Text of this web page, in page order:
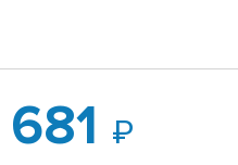
681